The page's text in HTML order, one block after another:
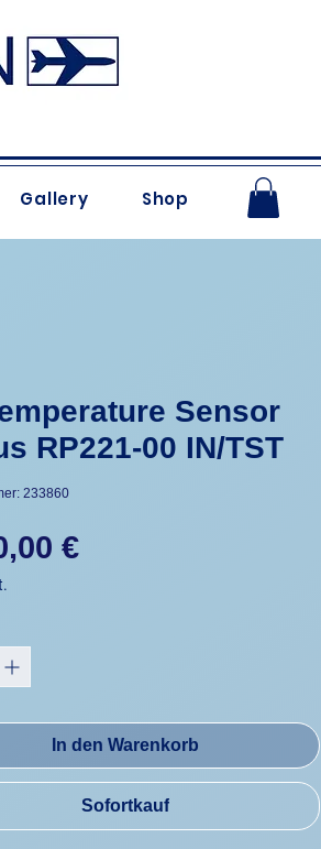
Gallery Shop
Sensor
RP221-00 IN/TST
233860
€Preis
In den Warenkorb
Sofortkauf